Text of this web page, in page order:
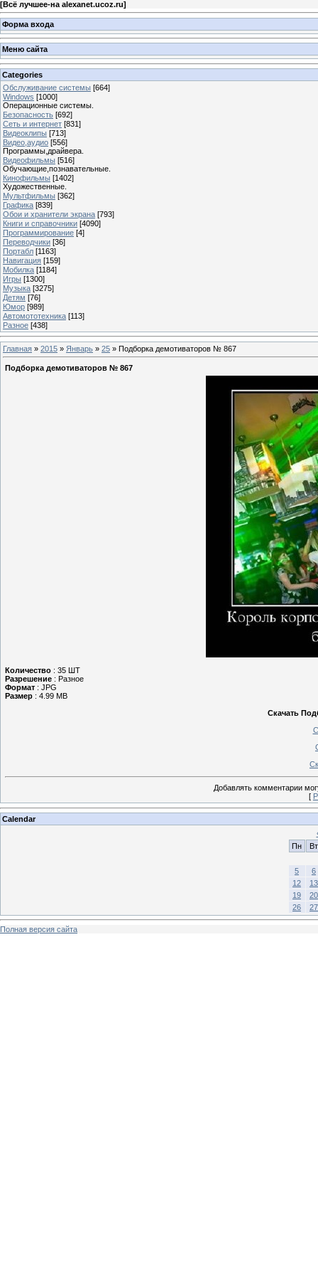
[Всё лучшее-на alexanet.ucoz.ru]
Форма входа
Меню сайта
Categories
Обслуживание системы [664]
Windows [1000]
Операционные системы.
Безопасность [692]
Сеть и интернет [831]
Видеоклипы [713]
Видео,аудио [556]
Программы,драйвера.
Видеофильмы [516]
Обучающие,познавательные.
Кинофильмы [1402]
Художественные.
Мультфильмы [362]
Графика [839]
Обои и хранители экрана [793]
Книги и справочники [4090]
Программирование [4]
Переводчики [36]
Портабл [1163]
Навигация [159]
Мобилка [1184]
Игры [1300]
Музыка [3275]
Детям [76]
Юмор [989]
Автомототехника [113]
Разное [438]
Главная » 2015 » Январь » 25 » Подборка демотиваторов № 867
Подборка демотиваторов № 867
Количество : 35 ШТ
Разрешение : Разное
Формат : JPG
Размер : 4.99 MB
Скачать
Добавлять комментарии
[
Calendar
Пн
Вт
5
6
12
13
19
20
26
27
Полная версия сайта